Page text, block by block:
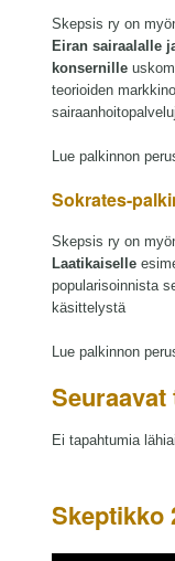
Skepsis ry on
Eiran sairaalalle
konsernille
teorioiden
Lue palkinnon
Sokrates-
Skepsis ry on
Laatikaiselle
popularisoinnista
käsittelystä
Lue palkinnon
Ei tapahtumia
Skeptikko